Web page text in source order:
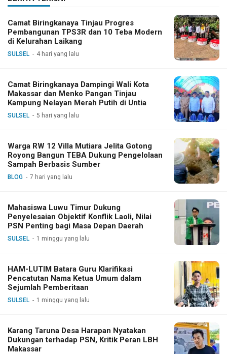
Camat Biringkanaya Tinjau Progres
Pembangunan TPS3R dan 10 Teba Modern
di Kelurahan Laikang
SULSEL 4 hari yang lalu
Camat Biringkanaya Dampingi Wali Kota
Makassar dan Menko Pangan Tinjau
Kampung Nelayan Merah Putih di Untia
SULSEL 5 hari yang lalu
Warga RW 12 Villa Mutiara Jelita Gotong
Royong Bangun TEBA Dukung Pengelolaan
Sampah Berbasis Sumber
BLOG 7 hari yang lalu
Mahasiswa Luwu Timur Dukung
Penyelesaian Objektif Konflik Laoli, Nilai
PSN Penting bagi Masa Depan Daerah
SULSEL 1 minggu yang lalu
HAM-LUTIM Batara Guru Klarifikasi
Pencatutan Nama Ketua Umum dalam
Sejumlah Pemberitaan
SULSEL 1 minggu yang lalu
Karang Taruna Desa Harapan Nyatakan
Dukungan terhadap PSN, Kritik Peran LBH
Makassar